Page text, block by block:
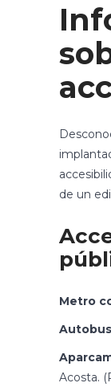
de un
Metro
Acosta.